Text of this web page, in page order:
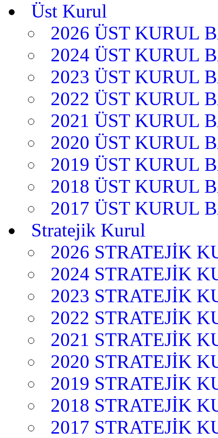
Üst Kurul
2026 ÜST KURUL
2024 ÜST KURUL
2023 ÜST KURUL
2022 ÜST KURUL
2021 ÜST KURUL
2020 ÜST KURUL
2019 ÜST KURUL
2018 ÜST KURUL
2017 ÜST KURUL
Stratejik Kurul
2026 STRATEJİK
2024 STRATEJİK
2023 STRATEJİK
2022 STRATEJİK
2021 STRATEJİK
2020 STRATEJİK
2019 STRATEJİK
2018 STRATEJİK
2017 STRATEJİK